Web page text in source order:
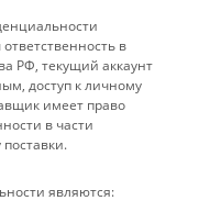
в
РФ, текущий аккаунт
доступ к личному
имеет право
в части
являются: